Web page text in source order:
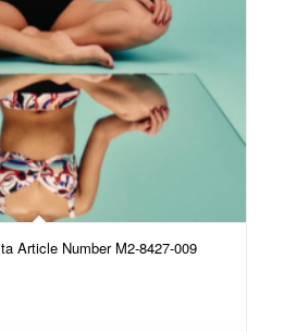
Article Number M2-8427-009